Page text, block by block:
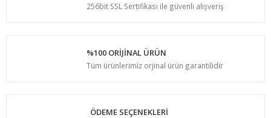
256bit SSL Sertifikası ile güvenli alışveriş
%100 ORİJİNAL ÜRÜN
Tüm ürünlerimiz orjinal ürün garantilidir
ÖDEME SEÇENEKLERİ